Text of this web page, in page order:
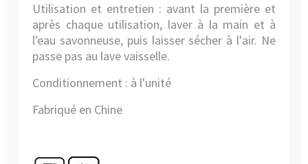
Utilisation et entretien : avant la première et
après chaque utilisation, laver à la main et à
l'eau savonneuse, puis laisser sécher à l'air. Ne
passe pas au lave vaisselle.
Conditionnement : à l'unité
Fabriqué en Chine